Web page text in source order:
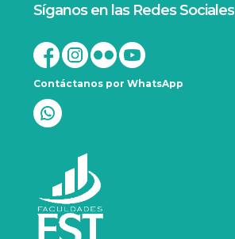
Síganos en las Redes Sociales
Contáctanos por WhatsApp